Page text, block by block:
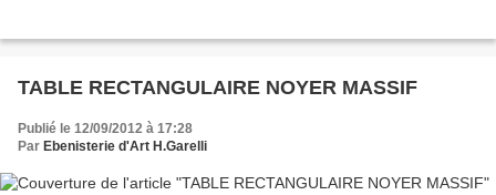
TABLE RECTANGULAIRE NOYER MASSIF
Publié le 12/09/2012 à 17:28
Par Ebenisterie d'Art H.Garelli